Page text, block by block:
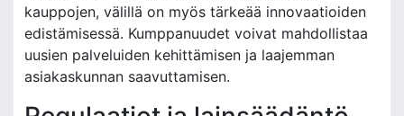
kauppojen, välillä on myös tärkeää innovaatioiden
edistämisessä. Kumppanuudet voivat mahdollistaa
uusien palveluiden kehittämisen ja laajemman
asiakaskunnan saavuttamisen.